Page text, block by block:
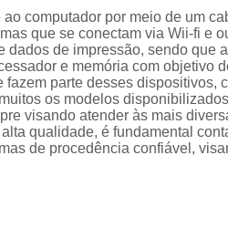
computador por meio de um
que se conectam via Wii-fi e
dados de impressão, sendo que
e memória com objetivo
parte desses dispositivos,
os modelos
visando atender às mais
qualidade, é fundamental
de procedência confiável,